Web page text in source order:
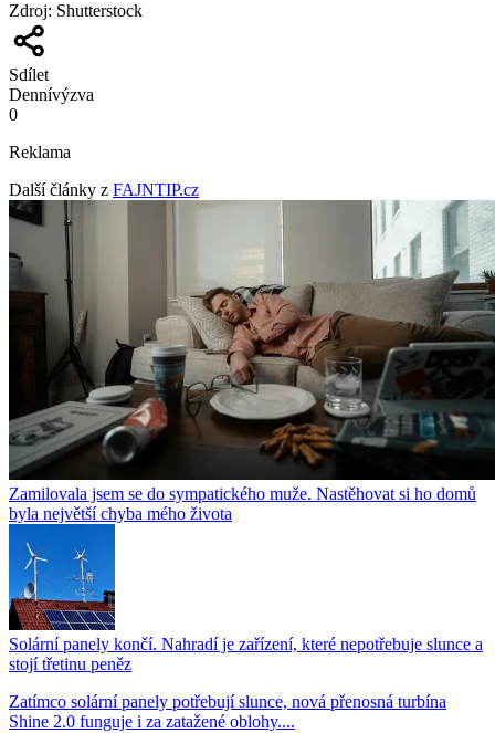
Zdroj: Shutterstock
Sdílet
Dennívýzva
0
Reklama
Další články z FAJNTIP.cz
Zamilovala jsem se do sympatického muže. Nastěhovat si ho domů
byla největší chyba mého života
Solární panely končí. Nahradí je zařízení, které nepotřebuje slunce a
stojí třetinu peněz
Zatímco solární panely potřebují slunce, nová přenosná turbína
Shine 2.0 funguje i za zatažené oblohy....